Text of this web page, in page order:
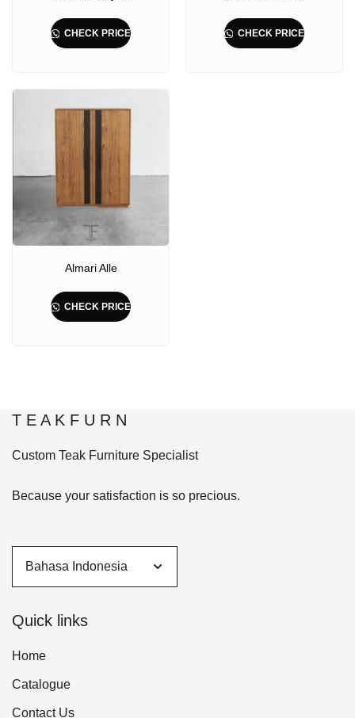
CHECK PRICE CHECK PRICE
Almari Alle
CHECK PRICE
T E A K F U R N
Custom Teak Furniture Specialist
Because your satisfaction is so precious.
Quick links
Home
Catalogue
Contact Us